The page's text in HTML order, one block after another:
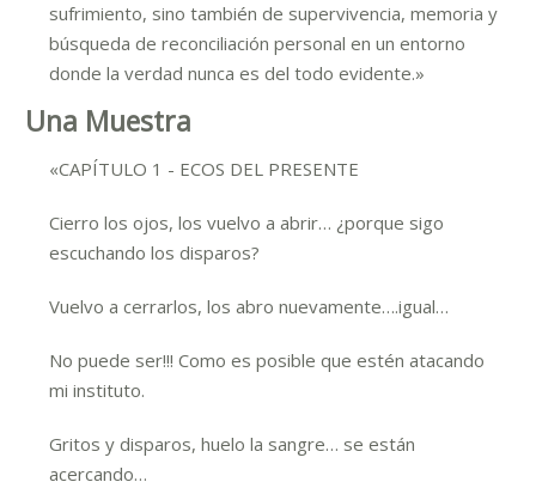
sufrimiento, sino también de supervivencia, memoria y
búsqueda de reconciliación personal en un entorno
donde la verdad nunca es del todo evidente.»
Una Muestra
«CAPÍTULO 1 - ECOS DEL PRESENTE
Cierro los ojos, los vuelvo a abrir… ¿porque sigo
escuchando los disparos?
Vuelvo a cerrarlos, los abro nuevamente….igual…
No puede ser!!! Como es posible que estén atacando
mi instituto.
Gritos y disparos, huelo la sangre… se están
acercando…